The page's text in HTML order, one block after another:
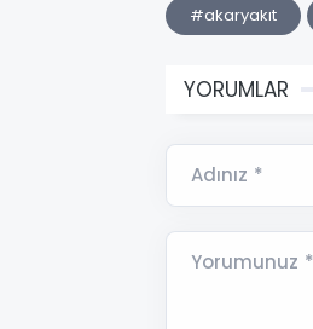
#akaryakıt
YORUMLAR
Adınız *
Yorumunuz *